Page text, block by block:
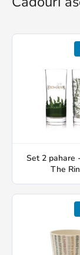
Set 2 pahare
The